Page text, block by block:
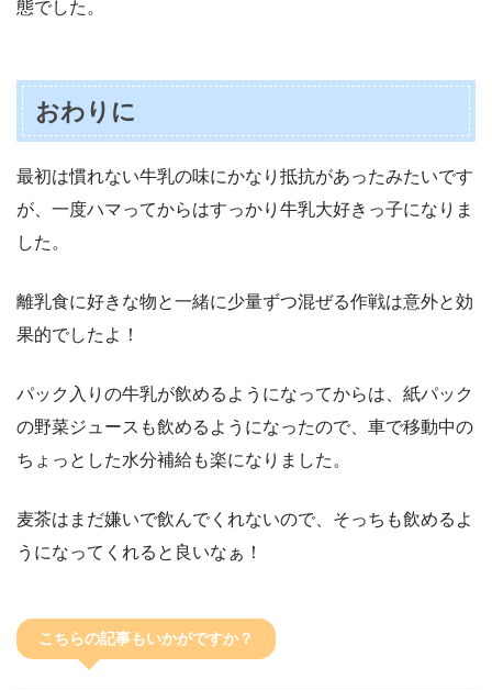
態でした。
おわりに
最初は慣れない牛乳の味にかなり抵抗があったみたいです
が、一度ハマってからはすっかり牛乳大好きっ子になりま
した。
離乳食に好きな物と一緒に少量ずつ混ぜる作戦は意外と効
果的でしたよ！
パック入りの牛乳が飲めるようになってからは、紙パック
の野菜ジュースも飲めるようになったので、車で移動中の
ちょっとした水分補給も楽になりました。
麦茶はまだ嫌いで飲んでくれないので、そっちも飲めるよ
うになってくれると良いなぁ！
こちらの記事もいかがですか？